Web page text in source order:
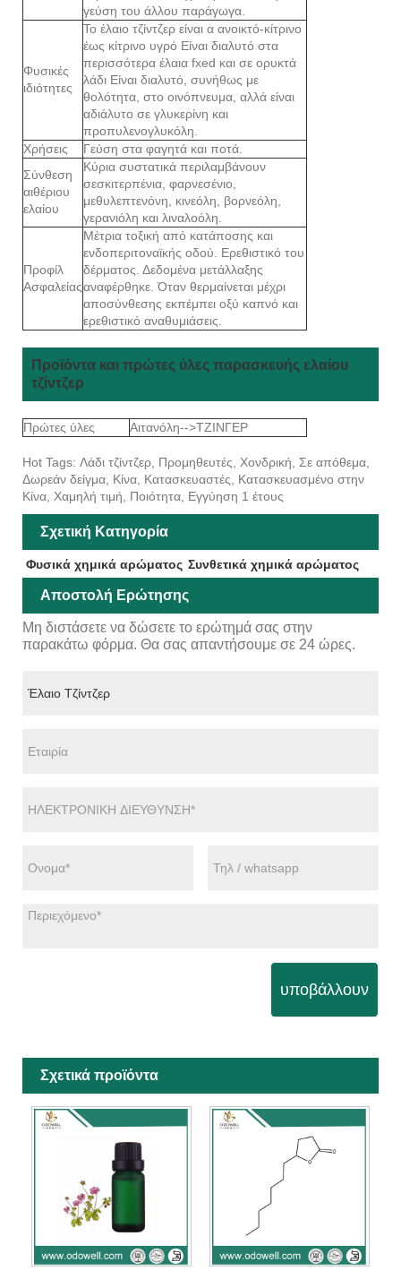
γεύση του άλλου παράγωγα.
Φυσικές
ιδιότητες
Το έλαιο τζίντζερ είναι α ανοικτό-κίτρινο
έως κίτρινο υγρό Είναι διαλυτό στα
περισσότερα έλαια fxed και σε ορυκτά
λάδι Είναι διαλυτό, συνήθως με
θολότητα, στο οινόπνευμα, αλλά είναι
αδιάλυτο σε γλυκερίνη και
προπυλενογλυκόλη.
Χρήσεις
Γεύση στα φαγητά και ποτά.
Σύνθεση
αιθέριου
ελαίου
Κύρια συστατικά περιλαμβάνουν
σεσκιτερπένια, φαρνεσένιο,
μεθυλεπτενόνη, κινεόλη, βορνεόλη,
γερανιόλη και λιναλοόλη.
Προφίλ
Ασφαλείας
Μέτρια τοξική από κατάποσης και
ενδοπεριτοναϊκής οδού. Ερεθιστικό του
δέρματος. Δεδομένα μετάλλαξης
αναφέρθηκε. Όταν θερμαίνεται μέχρι
αποσύνθεσης εκπέμπει οξύ καπνό και
ερεθιστικό αναθυμιάσεις.
Προϊόντα και πρώτες ύλες παρασκευής ελαίου
τζίντζερ
Πρώτες ύλες Αιτανόλη-->ΤΖΙΝΓΕΡ
Hot Tags: Λάδι τζίντζερ, Προμηθευτές, Χονδρική, Σε απόθεμα,
Δωρεάν δείγμα, Κίνα, Κατασκευαστές, Κατασκευασμένο στην
Κίνα, Χαμηλή τιμή, Ποιότητα, Εγγύηση 1 έτους
Σχετική Κατηγορία
Φυσικά χημικά αρώματος Συνθετικά χημικά αρώματος
Αποστολή Ερώτησης
Μη διστάσετε να δώσετε το ερώτημά σας στην
παρακάτω φόρμα. Θα σας απαντήσουμε σε 24 ώρες.
υποβάλλουν
Σχετικά προϊόντα